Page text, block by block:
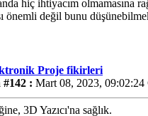
hiç ihtiyacım olmamasına
önemli değil bunu
Proje fikirleri
#142 : Mart 08, 2023, 09:02:24
3D Yazıcı'na sağlık.